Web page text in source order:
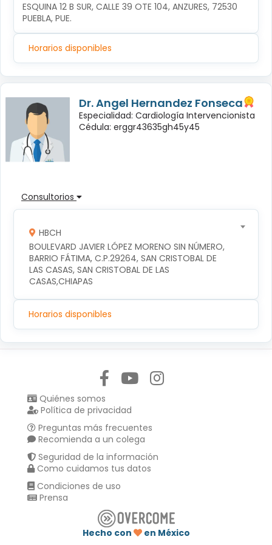
ESQUINA 12 B SUR, CALLE 39 OTE 104, ANZURES, 72530
PUEBLA, PUE.
Horarios disponibles
Dr. Angel Hernandez Fonseca
Especialidad: Cardiología Intervencionista
Cédula: erggr43635gh45y45
Consultorios
HBCH
BOULEVARD JAVIER LÓPEZ MORENO SIN NÚMERO,
BARRIO FÁTIMA, C.P.29264, SAN CRISTOBAL DE
LAS CASAS, SAN CRISTOBAL DE LAS
CASAS,CHIAPAS
Horarios disponibles
Quiénes somos
Política de privacidad
Preguntas más frecuentes
Recomienda a un colega
Seguridad de la información
Como cuidamos tus datos
Condiciones de uso
Prensa
Hecho con
en México